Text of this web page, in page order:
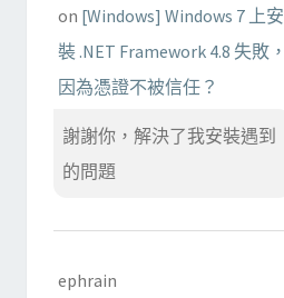
on [Windows] Windows 7 上安
裝 .NET Framework 4.8 失敗，
因為憑證不被信任？
謝謝你，解決了我安裝遇到
的問題
ephrain